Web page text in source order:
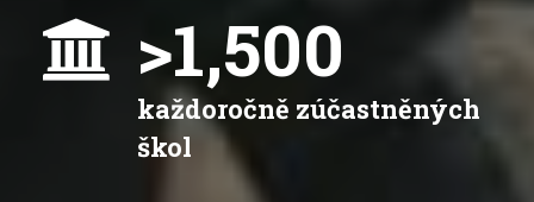
>1,500
každoročně zúčastněných
škol